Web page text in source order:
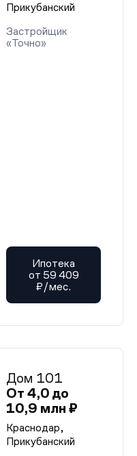
Прикубанский
Застройщик
«Точно»
Ипотека
от 59 409
₽/мес.
Дом 101
От 4,0 до
10,9 млн ₽
Краснодар,
Прикубанский